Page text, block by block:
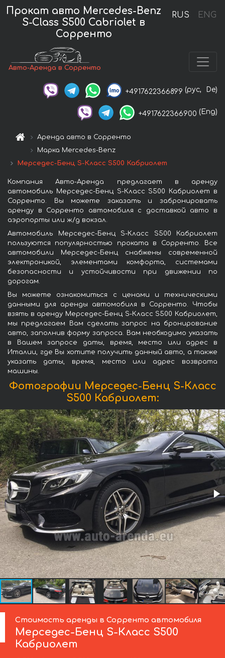
RUS ENG
Прокат авто Mercedes-Benz
S-Class S500 Cabriolet в
Сорренто
Авто-Аренда в Сорренто
+4917622366899 (рус, De)
+4917622366900 (Eng)
Аренда авто в Сорренто
Марка Mercedes-Benz
Мерседес-Бенц S-Класс S500 Кабриолет
Компания Авто-Аренда предлагает в аренду
автомобиль Мерседес-Бенц S-Класс S500 Кабриолет в
Сорренто. Вы можете заказать и забронировать
аренду в Сорренто автомобиля с доставкой авто в
аэропорты или ж/д вокзал.
Автомобиль Мерседес-Бенц S-Класс S500 Кабриолет
пользуются популярностью проката в Сорренто. Все
автомобили Мерседес-Бенц снабжены современной
электроникой, элементами комфорта, системами
безопасности и устойчивости при движении по
дорогам.
Вы можете ознакомиться с ценами и техническими
данными для аренды автомобиля в Сорренто. Чтобы
взять в аренду Мерседес-Бенц S-Класс S500 Кабриолет,
мы предлагаем Вам сделать запрос на бронирование
авто, заполнив форму запроса. Вам необходимо указать
в Вашем запросе даты, время, место или адрес в
Италии, где Вы хотите получить данный авто, а также
указать даты, время, место или адрес возврата
машины.
Фотографии Мерседес-Бенц S-Класс
S500 Кабриолет:
Стоимость аренды в Сорренто автомобиля
Мерседес-Бенц S-Класс S500
Кабриолет